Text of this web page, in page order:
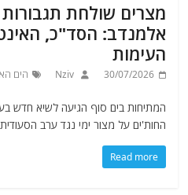
מצרים שולחת
אלמנדב: הסד"כ,
העימות
30/07/2026
Nziv הים
המתיחות בים סוף הגיעה לשיא חדש
החות'ים על מצור ימי נגד ערב
Read more